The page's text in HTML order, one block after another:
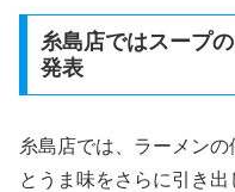
糸島店ではスープ
発表
糸島店では、ラーメン
とうま味をさらに引き出